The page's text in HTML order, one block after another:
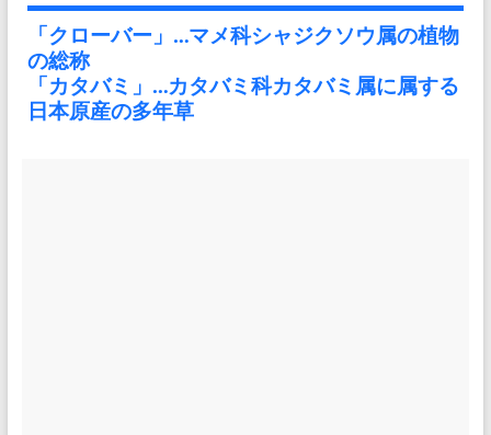
「クローバー」…マメ科シャジクソウ属の植物
の総称
「カタバミ」…カタバミ科カタバミ属に属する
日本原産の多年草